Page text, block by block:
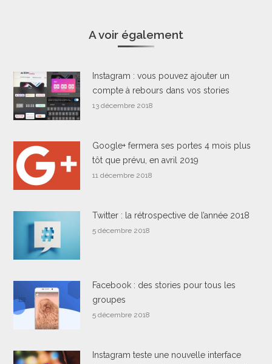
A voir également
Instagram : vous pouvez ajouter un
compte à rebours dans vos stories
13 décembre 2018
Google+ fermera ses portes 4 mois plus
tôt que prévu, en avril 2019
11 décembre 2018
Twitter : la rétrospective de l’année 2018
5 décembre 2018
Facebook : des stories pour tous les
groupes
5 décembre 2018
Instagram teste une nouvelle interface